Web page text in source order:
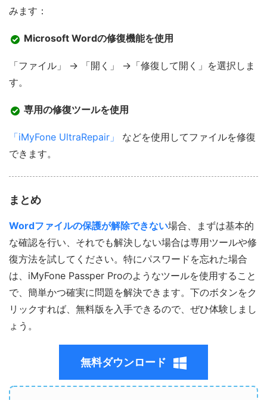
みます：
Microsoft Wordの修復機能を使用
「ファイル」 → 「開く」 →「修復して開く」を選択しま
す。
専用の修復ツールを使用
「iMyFone UltraRepair」
などを使用してファイルを修復
できます。
まとめ
Wordファイルの保護が解除できない場合、まずは基本的
な確認を行い、それでも解決しない場合は専用ツールや修
復方法を試してください。特にパスワードを忘れた場合
は、iMyFone Passper Proのようなツールを使用すること
で、簡単かつ確実に問題を解決できます。下のボタンをク
リックすれば、無料版を入手できるので、ぜひ体験しまし
ょう。
無料ダウンロード